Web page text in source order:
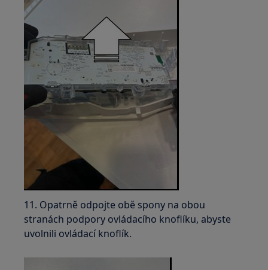
11. Opatrně odpojte obě spony na obou
stranách podpory ovládacího knoflíku, abyste
uvolnili ovládací knoflík.